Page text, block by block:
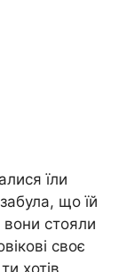
їли
що їй
стояли
своє
хотів